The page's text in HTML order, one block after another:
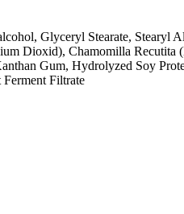
Glyceryl Stearate,
Dioxid), Chamomilla Recutita
Gum, Hydrolyzed Soy
Filtrate